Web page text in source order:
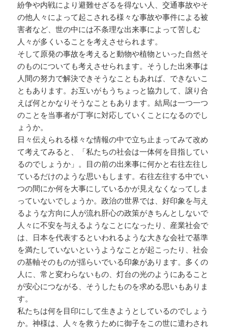
紛争や内戦により避難せざるを得ない人、交通事故やそ
の他人々によって起こされる様々な事故や事件による被
害者など、世の中には不条理な出来事によって苦しむ
人々が多くいることを考えさせられます。
そして原発の事故を考えると動物や植物といった自然そ
のものについても考えさせられます。そうした出来事は
人間の努力で解決できそうなこともあれば、できないこ
ともあります。お互いがもうちょっと協力して、譲り合
えば何とかなりそうなこともあります。結局は一つ一つ
のことを当事者が丁寧に対応していくことになるのでし
ょうか。
日々伝えられる様々な情報の中で立ち止まってみて改め
て考えてみると、「私たちの社会は一体何を目指してい
るのでしょうか」。目の前の出来事に何かと右往左往し
ているだけのような思いもします。右往左往する中でい
つの間にか何を大事にしているかが見えなくなってしま
っていないでしょうか。政治の世界では、好印象を与え
るような方向に人が流れ肝心の政策がきちんとしないで
人々に不安を与えるようなことになったり、産業社会で
は、日本を代表するといわれるような大きな会社で基準
を満たしていないというようなことが起こったり、社会
の基軸そのものが揺らいでいる印象があります。多くの
人に、常と変わらないもの、灯台の光のようにあること
が安心につながる、そうしたものを求める思いもありま
す。
私たちは何を目印にして生きようとしているのでしょう
か。神様は、人々を救うために御子をこの世に遣わされ